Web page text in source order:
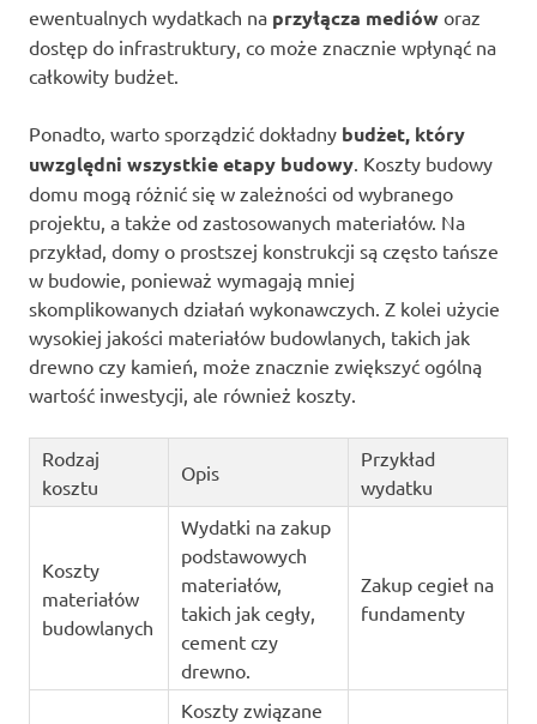
ewentualnych wydatkach na przyłącza mediów oraz
dostęp do infrastruktury, co może znacznie wpłynąć na
całkowity budżet.
Ponadto, warto sporządzić dokładny budżet, który
uwzględni wszystkie etapy budowy . Koszty budowy
domu mogą różnić się w zależności od wybranego
projektu, a także od zastosowanych materiałów. Na
przykład, domy o prostszej konstrukcji są często tańsze
w budowie, ponieważ wymagają mniej
skomplikowanych działań wykonawczych. Z kolei użycie
wysokiej jakości materiałów budowlanych, takich jak
drewno czy kamień, może znacznie zwiększyć ogólną
wartość inwestycji, ale również koszty.
Rodzaj
kosztu
Opis
Przykład
wydatku
Koszty
materiałów
budowlanych
Wydatki na zakup
podstawowych
materiałów,
takich jak cegły,
cement czy
drewno.
Zakup cegieł na
fundamenty
Koszty związane